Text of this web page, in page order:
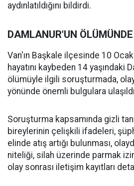
aydınlatıldığını bildirdi.
DAMLANUR'UN
Van'ın Başkale ilçesinde 10
hayatını kaybeden 14 yaşındaki
ölümüyle ilgili soruşturmada,
yönünde önemli bulgulara
Soruşturma kapsamında gizli
bireylerinin çelişkili ifadeleri,
elinde atış artığı bulunması,
niteliği, silah üzerinde parmak
olay sonrası iletişim kayıtları